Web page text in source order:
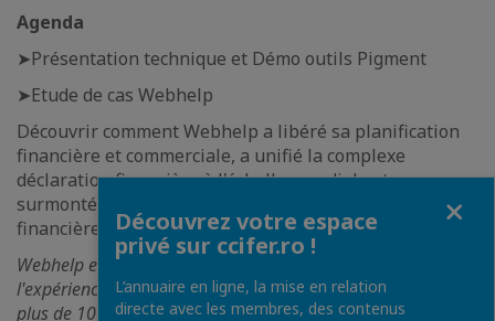
Agenda
➤Présentation technique et Démo outils Pigment
➤Etude de cas Webhelp
Découvrir comment Webhelp a libéré sa planification
financière et commerciale, a unifié la complexe
déclaration financière à l'échelle mondiale et a
surmonté les limitations rencontrées avec une équipe
financière en croissance rapide.
Webhelp est le fournisseur global de solutions de gestion de
l'expérience client et d'affaires, opère dans 55 pays avec
plus de 100 000 employés. Webhelp a actuellement plus de
Découvrez votre espace
privé sur ccifer.ro !
L’annuaire en ligne, la mise en relation
directe avec les membres, des contenus